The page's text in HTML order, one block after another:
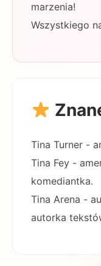
marzenia!
Wszystkiego
Tina Turner -
Tina Fey -
komediantka.
Tina Arena -
autorka